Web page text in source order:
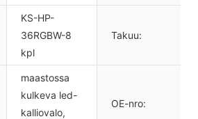
KS-HP-
36RGBW-8
kpl
Takuu:
maastossa
kulkeva led-
kalliovalo,
OE-nro: